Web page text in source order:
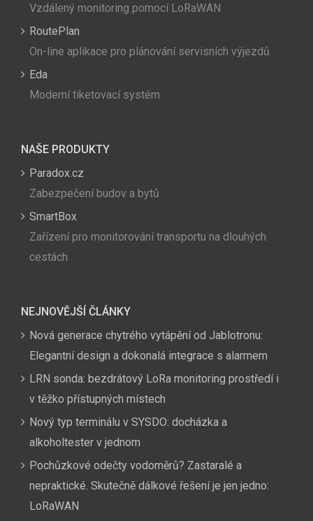
Vzdálený monitoring pomocí LoRaWAN
RoutePlan
On-line aplikace pro plánování servisních výjezdů
Eda
Moderní tiketovací systém
NAŠE PRODUKTY
Paradox.cz
Zabezpečení budov a bytů
SmartBox
Zařízení pro monitorování transportu na dlouhých
cestách
NEJNOVĚJŠÍ ČLÁNKY
Nová generace chytrého vytápění od Jablotronu:
Elegantní design a dokonalá integrace s alarmem
LRN sonda: bezdrátový LoRa monitoring prostředí i
v těžko přístupných místech
Nový typ terminálu v SYSDO: docházka a
alkoholtester v jednom
Pochůzkové odečty vodoměrů? Zastaralé a
nepraktické. Skutečně dálkové řešení je jen jedno:
LoRaWAN